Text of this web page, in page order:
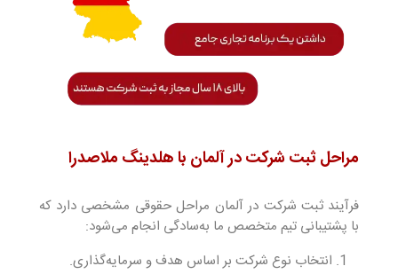
مراحل ثبت شرکت در آلمان با هلدینگ ملاصدرا
فرآیند ثبت شرکت در آلمان مراحل حقوقی مشخصی دارد که
با پشتیبانی تیم متخصص ما به‌سادگی انجام می‌شود:
انتخاب نوع شرکت بر اساس هدف و سرمایه‌گذاری.